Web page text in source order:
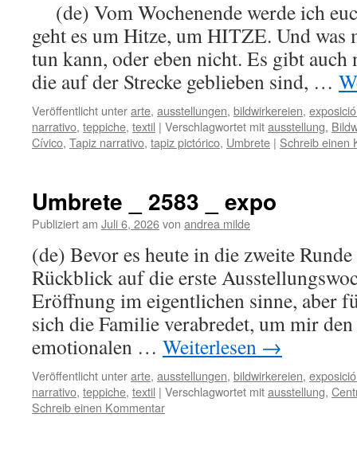
(de) Vom Wochenende werde ich
geht es um Hitze, um HITZE. Und was
tun kann, oder eben nicht. Es gibt auch
die auf der Strecke geblieben sind, …
Veröffentlicht unterarte, ausstellungen, bildwirkereien,
narrativo, teppiche, textil | Verschlagwortet mitausstellung,
Cívico, Tapiz narrativo, tapiz pictórico, Umbrete | Schreib einen
Umbrete _ 2583 _ expo
Publiziert am Juli 6, 2026von andrea milde
(de) Bevor es heute in die zweite
Rückblick auf die erste
Eröffnung im eigentlichen sinne, aber
sich die Familie verabredet, um mir
emotionalen … Weiterlesen →
Veröffentlicht unterarte, ausstellungen, bildwirkereien,
narrativo, teppiche, textil | Verschlagwortet mitausstellung,
Schreib einen Kommentar